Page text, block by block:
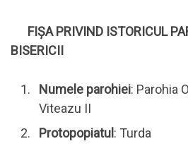
FIȘA PRIVIND ISTORICUL
BISERICII
Numele parohiei: Parohia
Viteazu II
Protopopiatul : Turda